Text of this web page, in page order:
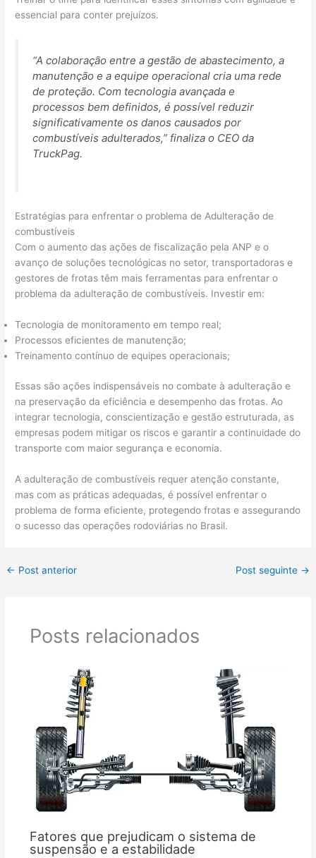
essencial para conter prejuízos.
“A colaboração entre a gestão de abastecimento, a
manutenção e a equipe operacional cria uma rede
de proteção. Com tecnologia avançada e
processos bem definidos, é possível reduzir
significativamente os danos causados por
combustíveis adulterados,” finaliza o CEO da
TruckPag.
Estratégias para enfrentar o problema de Adulteração de
combustíveis
Com o aumento das ações de fiscalização pela ANP e o
avanço de soluções tecnológicas no setor, transportadoras e
gestores de frotas têm mais ferramentas para enfrentar o
problema da adulteração de combustíveis. Investir em:
Tecnologia de monitoramento em tempo real;
Processos eficientes de manutenção;
Treinamento contínuo de equipes operacionais;
Essas são ações indispensáveis no combate à adulteração e
na preservação da eficiência e desempenho das frotas. Ao
integrar tecnologia, conscientização e gestão estruturada, as
empresas podem mitigar os riscos e garantir a continuidade do
transporte com maior segurança e economia.
A adulteração de combustíveis requer atenção constante,
mas com as práticas adequadas, é possível enfrentar o
problema de forma eficiente, protegendo frotas e assegurando
o sucesso das operações rodoviárias no Brasil.
← Post anterior Post seguinte →
Posts relacionados
Fatores que prejudicam o sistema de
suspensão e a estabilidade